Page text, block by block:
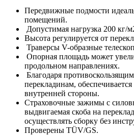
Передвижные подмости
помещений.
Допустимая нагрузка 200 кг/
Высота регулируется от
Траверсы V-образные
Опорная площадь может
продольном направлениях.
Благодаря
перекладинам,
внутренней стороны.
Страховочные зажимы с
выдвигаемая скоба на
осуществлять сборку без
Проверены TÜV/GS.